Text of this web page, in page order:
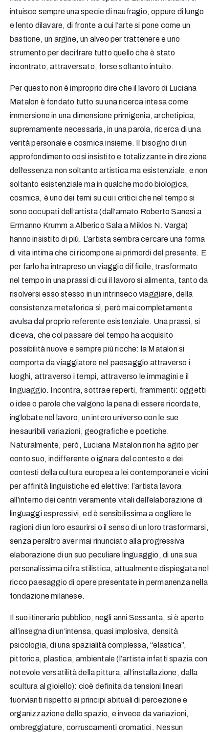
intuisce sempre una specie di naufragio, oppure di lungo
e lento dilavare, di fronte a cui l’arte si pone come un
bastione, un argine, un alveo per trattenere e uno
strumento per decifrare tutto quello che è stato
incontrato, attraversato, forse soltanto intuito.
Per questo non è improprio dire che il lavoro di Luciana
Matalon è fondato tutto su una ricerca intesa come
immersione in una dimensione primigenia, archetipica,
supremamente necessaria, in una parola, ricerca di una
verità personale e cosmica insieme. Il bisogno di un
approfondimento così insistito e totalizzante in direzione
dell’essenza non soltanto artistica ma esistenziale, e non
soltanto esistenziale ma in qualche modo biologica,
cosmica, è uno dei temi su cui i critici che nel tempo si
sono occupati dell’artista (dall’amato Roberto Sanesi a
Ermanno Krumm a Alberico Sala a Miklos N. Varga)
hanno insistito di più. L’artista sembra cercare una forma
di vita intima che ci ricompone ai primordi del presente. E
per farlo ha intrapreso un viaggio difficile, trasformato
nel tempo in una prassi di cui il lavoro si alimenta, tanto da
risolversi esso stesso in un intrinseco viaggiare, della
consistenza metaforica sì, però mai completamente
avulsa dal proprio referente esistenziale. Una prassi, si
diceva, che col passare del tempo ha acquisito
possibilità nuove e sempre più ricche: la Matalon si
comporta da viaggiatore nel paesaggio attraverso i
luoghi, attraverso i tempi, attraverso le immagini e il
linguaggio. Incontra, sottrae reperti, frammenti: oggetti
o idee o parole che valgono la pena di essere ricordate,
inglobate nel lavoro, un intero universo con le sue
inesauribili variazioni, geografiche e poetiche.
Naturalmente, però, Luciana Matalon non ha agito per
conto suo, indifferente o ignara del contesto e dei
contesti della cultura europea a lei contemporanei e vicini
per affinità linguistiche ed elettive: l’artista lavora
all’interno dei centri veramente vitali dell’elaborazione di
linguaggi espressivi, ed è sensibilissima a cogliere le
ragioni di un loro esaurirsi o il senso di un loro trasformarsi,
senza peraltro aver mai rinunciato alla progressiva
elaborazione di un suo peculiare linguaggio, di una sua
personalissima cifra stilistica, attualmente dispiegata nel
ricco paesaggio di opere presentate in permanenza nella
fondazione milanese.
Il suo itinerario pubblico, negli anni Sessanta, si è aperto
all’insegna di un’intensa, quasi implosiva, densità
psicologia, di una spazialità complessa, “elastica”,
pittorica, plastica, ambientale (l’artista infatti spazia con
notevole versatilità della pittura, all’installazione, dalla
scultura al gioiello): cioè definita da tensioni lineari
fuorvianti rispetto ai principi abituali di percezione e
organizzazione dello spazio, e invece da variazioni,
ombreggiature, corruscamenti cromatici. Nessun